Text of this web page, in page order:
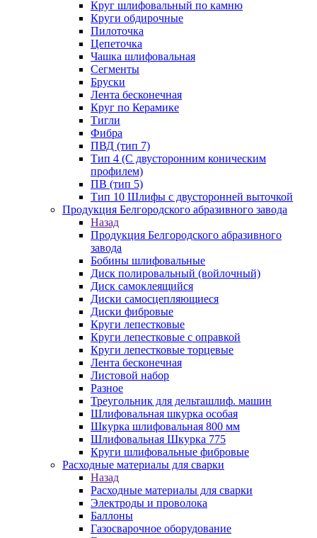
Круг шлифовальный по камню
Круги обдирочные
Пилоточка
Цепеточка
Чашка шлифовальная
Сегменты
Бруски
Лента бесконечная
Круг по Керамике
Тигли
Фибра
ПВД (тип 7)
Тип 4 (С двусторонним коническим
профилем)
ПВ (тип 5)
Тип 10 Шлифы с двусторонней выточкой
Продукция Белгородского абразивного завода
Назад
Продукция Белгородского абразивного
завода
Бобины шлифовальные
Диск полировальный (войлочный)
Диск самоклеящийся
Диски самосцепляющиеся
Диски фибровые
Круги лепестковые
Круги лепестковые с оправкой
Круги лепестковые торцевые
Лента бесконечная
Листовой набор
Разное
Треугольник для дельташлиф. машин
Шлифовальная шкурка особая
Шкурка шлифовальная 800 мм
Шлифовальная Шкурка 775
Круги шлифовальные фибровые
Расходные материалы для сварки
Назад
Расходные материалы для сварки
Электроды и проволока
Баллоны
Газосварочное оборудование